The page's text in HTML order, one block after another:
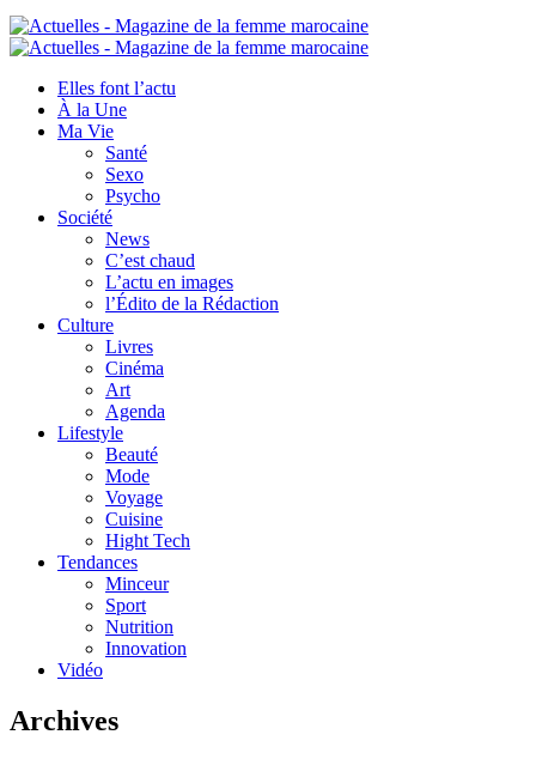
Elles font l’actu
À la Une
Ma Vie
Santé
Sexo
Psycho
Société
News
C’est chaud
L’actu en images
l’Édito de la Rédaction
Culture
Livres
Cinéma
Art
Agenda
Lifestyle
Beauté
Mode
Voyage
Cuisine
Hight Tech
Tendances
Minceur
Sport
Nutrition
Innovation
Vidéo
Archives